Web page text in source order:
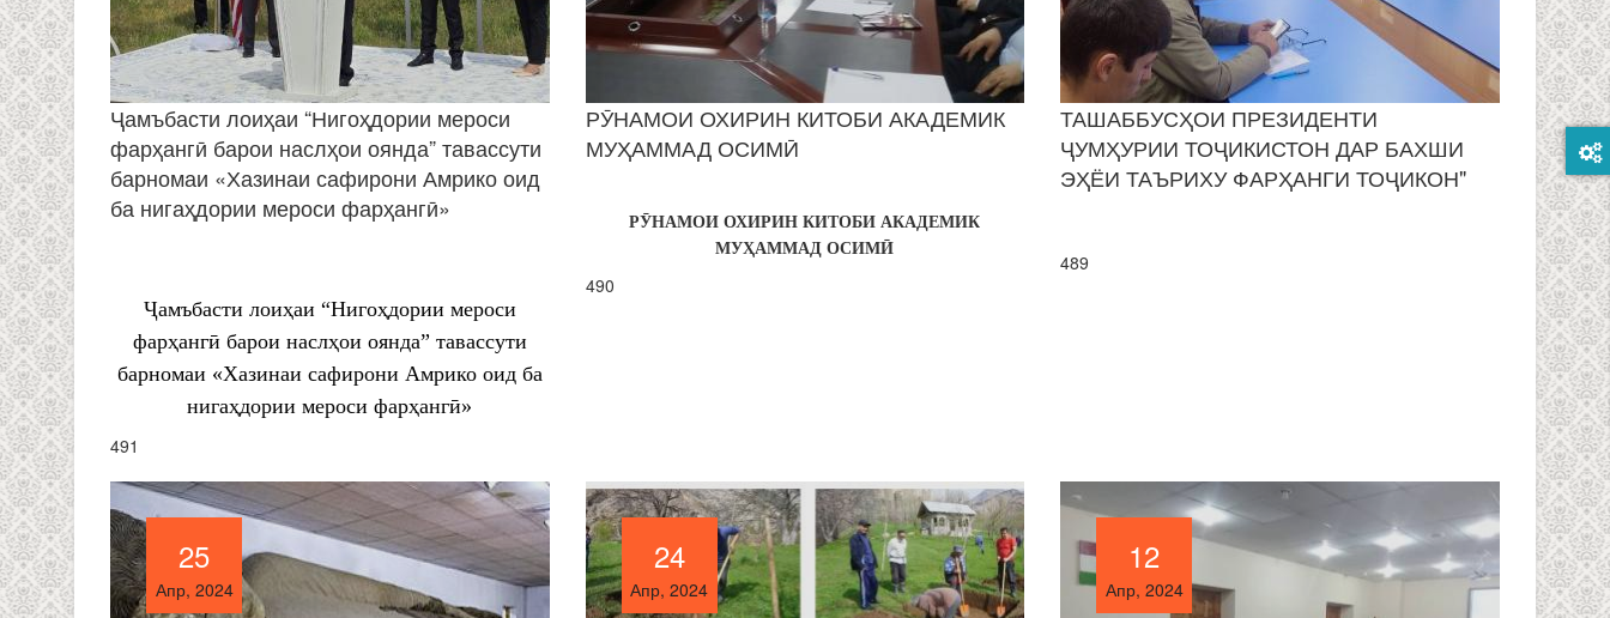
Ҷамъбасти лоиҳаи “Нигоҳдории мероси
фарҳангӣ барои наслҳои оянда” тавассути
барномаи «Хазинаи сафирони Амрико оид
ба нигаҳдории мероси фарҳангӣ»
Ҷамъбасти лоиҳаи “Нигоҳдории мероси
фарҳангӣ барои наслҳои оянда” тавассути
барномаи «Хазинаи сафирони Амрико оид ба
нигаҳдории мероси фарҳангӣ»
491
РӮНАМОИ ОХИРИН КИТОБИ АКАДЕМИК
МУҲАММАД ОСИМӢ
РӮНАМОИ ОХИРИН КИТОБИ АКАДЕМИК
МУҲАММАД ОСИМӢ
490
ТАШАББУСҲОИ ПРЕЗИДЕНТИ
ҶУМҲУРИИ ТОҶИКИСТОН ДАР БАХШИ
ЭҲЁИ ТАЪРИХУ ФАРҲАНГИ ТОҶИКОН"
489
25
Апр, 2024
25
Апр, 2024
24
Апр, 2024
24
Апр, 2024
12
Апр, 2024
12
Апр, 2024